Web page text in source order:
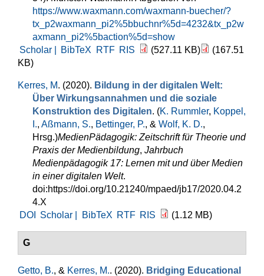
https://www.waxmann.com/waxmann-buecher/?
tx_p2waxmann_pi2%5bbuchnr%5d=4232&tx_p2w
axmann_pi2%5baction%5d=show
Scholar |
BibTeX RTF RIS (527.11 KB)
(167.51
KB)
Kerres, M. (2020). Bildung in der digitalen Welt:
Über Wirkungsannahmen und die soziale
Konstruktion des Digitalen. (K. Rummler, Koppel,
I., Aßmann, S., Bettinger, P., & Wolf, K. D.,
Hrsg.)MedienPädagogik: Zeitschrift für Theorie und
Praxis der Medienbildung, Jahrbuch
Medienpädagogik 17: Lernen mit und über Medien
in einer digitalen Welt.
doi:https://doi.org/10.21240/mpaed/jb17/2020.04.2
4.X
DOI
Scholar | BibTeX RTF RIS (1.12 MB)
G
Getto, B., & Kerres, M.. (2020). Bridging Educational